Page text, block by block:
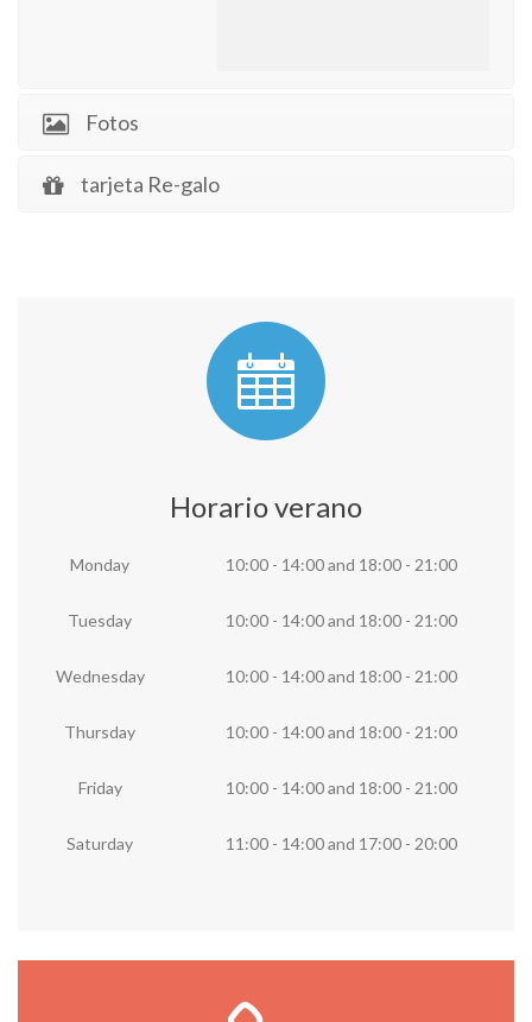
Fotos
tarjeta Re-galo
Horario verano
Monday 10:00 - 14:00and 18:00 - 21:00
Tuesday 10:00 - 14:00and 18:00 - 21:00
Wednesday 10:00 - 14:00and 18:00 - 21:00
Thursday 10:00 - 14:00and 18:00 - 21:00
Friday 10:00 - 14:00and 18:00 - 21:00
Saturday 11:00 - 14:00and 17:00 - 20:00
Llámanos ya